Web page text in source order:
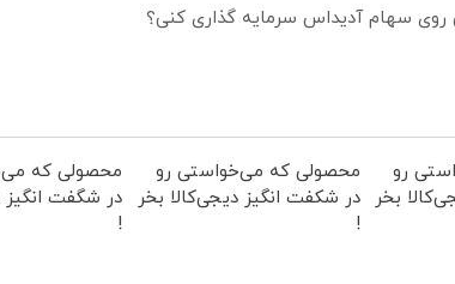
روی سهام آدیداس سرمایه گذاری کنی؟
رو
بخر
محصولی که می‌خواستی رو
در شکفت انگیز دیجی‌کالا بخر
!
محصولی که
در شگفت انگیز
!